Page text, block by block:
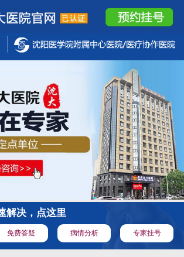
解决，点这里
免费答疑 病情分析 专家挂号